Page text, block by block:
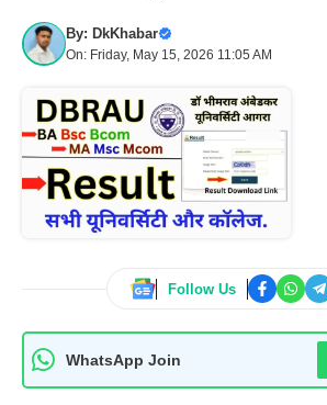
By: DkKhabar
On: Friday, May 15, 2026 11:05 AM
Follow Us
WhatsApp Join